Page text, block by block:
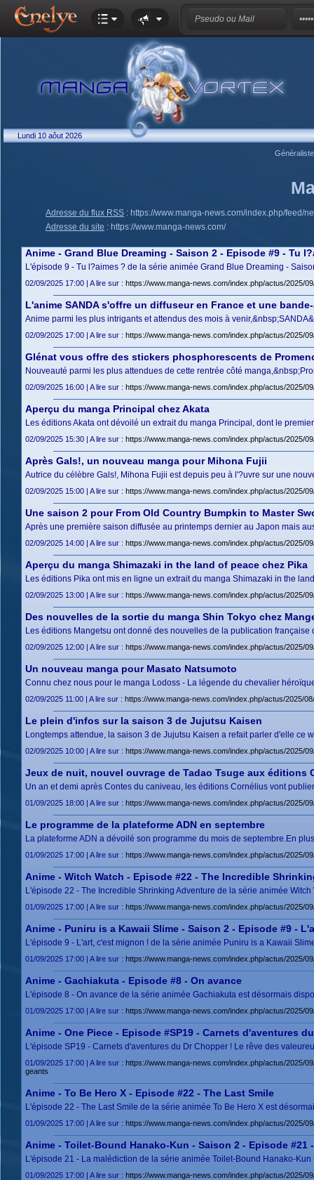
Lundi 10 aôut 2026
Adresse du flux RSS : https://www.manga-news.com/index.php/feed/
Adresse du site : https://www.manga-news.com/
Anime - Grand Blue Dreaming - Saison 2 - Episode #9 - Tu
L'épisode 9 - Tu l?aimes ? de la série animée Grand Blue Dreaming -
02/09/2025 17:00 | A lire sur : https://www.manga-news.com/index.php/actus/2025/
L'anime SANDA s'offre un diffuseur en France et une
Anime parmi les plus intrigants et attendus des mois à
02/09/2025 17:00 | A lire sur : https://www.manga-news.com/index.php/actus/2025/
Glénat vous offre des stickers phosphorescents de
Nouveauté parmi les plus attendues de cette rentrée côté
02/09/2025 16:00 | A lire sur : https://www.manga-news.com/index.php/actus/2025/
Aperçu du manga Principal chez Akata
Les éditions Akata ont dévoilé un extrait du manga Principal, dont le
02/09/2025 15:30 | A lire sur : https://www.manga-news.com/index.php/actus/2025/
Après Gals!, un nouveau manga pour Mihona Fujii
Autrice du célèbre Gals!, Mihona Fujii est depuis peu à l'?uvre sur une
02/09/2025 15:00 | A lire sur : https://www.manga-news.com/index.php/actus/2025/
Une saison 2 pour From Old Country Bumpkin to Master
Après une première saison diffusée au printemps dernier au Japon mais
02/09/2025 14:00 | A lire sur : https://www.manga-news.com/index.php/actus/2025/
Aperçu du manga Shimazaki in the land of peace chez Pika
Les éditions Pika ont mis en ligne un extrait du manga Shimazaki in the
02/09/2025 13:00 | A lire sur : https://www.manga-news.com/index.php/actus/2025/
Des nouvelles de la sortie du manga Shin Tokyo chez
Les éditions Mangetsu ont donné des nouvelles de la publication
02/09/2025 12:00 | A lire sur : https://www.manga-news.com/index.php/actus/2025/
Un nouveau manga pour Masato Natsumoto
Connu chez nous pour le manga Lodoss - La légende du chevalier
02/09/2025 11:00 | A lire sur : https://www.manga-news.com/index.php/actus/2025/
Le plein d'infos sur la saison 3 de Jujutsu Kaisen
Longtemps attendue, la saison 3 de Jujutsu Kaisen a refait parler d'elle
02/09/2025 10:00 | A lire sur : https://www.manga-news.com/index.php/actus/2025/
Jeux de nuit, nouvel ouvrage de Tadao Tsuge aux éditions
Un an et demi après Contes du caniveau, les éditions Cornélius vont
01/09/2025 18:00 | A lire sur : https://www.manga-news.com/index.php/actus/2025/
Le programme de la plateforme ADN en septembre
La plateforme ADN a dévoilé son programme du mois de septembre.En
01/09/2025 17:00 | A lire sur : https://www.manga-news.com/index.php/actus/2025/
Anime - Witch Watch - Episode #22 - The Incredible
L'épisode 22 - The Incredible Shrinking Adventure de la série animée
01/09/2025 17:00 | A lire sur : https://www.manga-news.com/index.php/actus/2025/
Anime - Puniru is a Kawaii Slime - Saison 2 - Episode #9 -
L'épisode 9 - L'art, c'est mignon ! de la série animée Puniru is a Kawaii
01/09/2025 17:00 | A lire sur : https://www.manga-news.com/index.php/actus/2025/
Anime - Gachiakuta - Episode #8 - On avance
L'épisode 8 - On avance de la série animée Gachiakuta est désormais
01/09/2025 17:00 | A lire sur : https://www.manga-news.com/index.php/actus/2025/
Anime - One Piece - Episode #SP19 - Carnets d'aventures
L'épisode SP19 - Carnets d'aventures du Dr Chopper ! Le rêve des
01/09/2025 17:00 | A lire sur : https://www.manga-news.com/index.php/actus/2025/
geants
Anime - To Be Hero X - Episode #22 - The Last Smile
L'épisode 22 - The Last Smile de la série animée To Be Hero X est
01/09/2025 17:00 | A lire sur : https://www.manga-news.com/index.php/actus/2025/
Anime - Toilet-Bound Hanako-Kun - Saison 2 - Episode #21
L'épisode 21 - La malédiction de la série animée Toilet-Bound Hanako-
01/09/2025 17:00 | A lire sur : https://www.manga-news.com/index.php/actus/2025/